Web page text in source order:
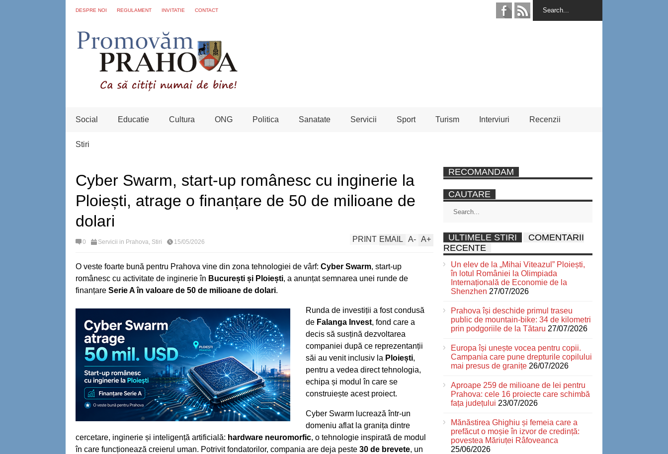
DESPRE NOI REGULAMENT INVITATIE CONTACT
Social Educatie Cultura ONG Politica Sanatate Servicii Sport Turism Interviuri Recenzii
Stiri
Cyber Swarm, start-up românesc cu inginerie la
Ploiești, atrage o finanțare de 50 de milioane de
dolari
0 Servicii in Prahova, Stiri 15/05/2026 A+
A-
EMAIL
PRINT
O veste foarte bună pentru Prahova vine din zona tehnologiei de vârf: Cyber Swarm, start-up
românesc cu activitate de inginerie în București și Ploiești, a anunțat semnarea unei runde de
finanțare Serie A în valoare de 50 de milioane de dolari.
Runda de investiții a fost condusă
de Falanga Invest, fond care a
decis să susțină dezvoltarea
companiei după ce reprezentanții
săi au venit inclusiv la Ploiești,
pentru a vedea direct tehnologia,
echipa și modul în care se
construiește acest proiect.
Cyber Swarm lucrează într-un
domeniu aflat la granița dintre
cercetare, inginerie și inteligență artificială: hardware neuromorfic, o tehnologie inspirată de modul
în care funcționează creierul uman. Potrivit fondatorilor, compania are deja peste 30 de brevete, un
RECOMANDAM
CAUTARE
ULTIMELE STIRI
COMENTARII
RECENTE
Un elev de la „Mihai Viteazul” Ploiești,
în lotul României la Olimpiada
Internațională de Economie de la
Shenzhen 27/07/2026
Prahova își deschide primul traseu
public de mountain-bike: 34 de kilometri
prin podgoriile de la Tătaru 27/07/2026
Europa își unește vocea pentru copii.
Campania care pune drepturile copilului
mai presus de granițe 26/07/2026
Aproape 259 de milioane de lei pentru
Prahova: cele 16 proiecte care schimbă
fața județului 23/07/2026
Mănăstirea Ghighiu și femeia care a
prefăcut o moșie în izvor de credință:
povestea Măriuței Râfoveanca
25/06/2026